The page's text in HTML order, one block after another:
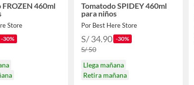
460ml
Store
-30%
Tomatodo SPIDEY 460ml
para niños
Por Best Here Store
S/ 34.90 -30%
S/ 50
Llega mañana
Retira mañana